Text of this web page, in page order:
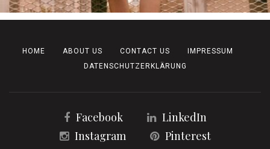
HOME ABOUT US CONTACT US
IMPRESSUM
DATENSCHUTZERKLÄRUNG
Facebook
LinkedIn
Instagram
Pinterest